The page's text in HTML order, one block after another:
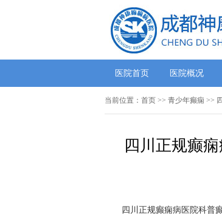
医院首页 医院概况
当前位置： 首页 >> 青少年癫痫 >>
四川正规癫
四川正规癫痫病医院科普